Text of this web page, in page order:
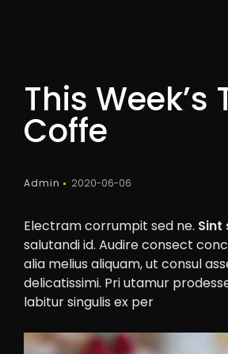
This
Coffe
Admin 2020-06-06
Electram corrumpit sed ne. Sint
salutandi id. Audire consect
alia melius aliquam, ut consul
delicatissimi. Pri utamur
labitur singulis ex per